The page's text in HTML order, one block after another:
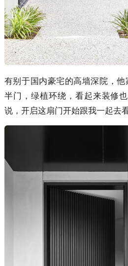
有别于国内豪宅的高墙深院，
半门，绿植环绕，看起来装修
说，开启这扇门开始跟我一起去